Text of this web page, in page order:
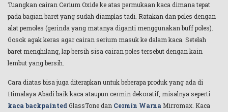
Tuangkan cairan Cerium Oxide ke atas permukaan kaca dimana tepat
pada bagian baret yang sudah diamplas tadi. Ratakan dan poles dengan
alat pemoles (gerinda yang matanya diganti menggunakan buff poles).
Gosok agak keras agar cairan serium masuk ke dalam kaca. Setelah
baret menghilang, lap bersih sisa cairan poles tersebut dengan kain
lembut yang bersih.
Cara diatas bisa juga diterapkan untuk beberapa produk yang ada di
Himalaya Abadi baik kaca ataupun cermin dekoratif, misalnya seperti
kaca backpaintedGlassTone dan Cermin Warna Mirromax. Kaca